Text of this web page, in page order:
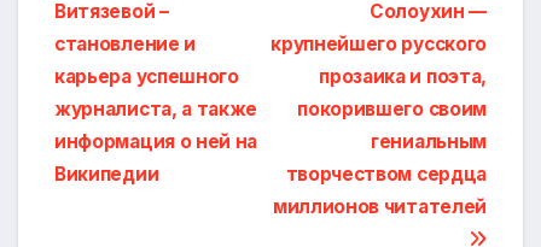
по
записям
Солоухин —
крупнейшего русского
прозаика и поэта,
покорившего своим
гениальным
творчеством сердца
миллионов читателей
Витязевой –
становление и
карьера успешного
журналиста, а также
информация о ней на
Википедии